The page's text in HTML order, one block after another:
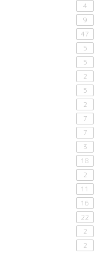
4
9
47
5
5
2
5
2
7
7
3
18
2
11
16
22
2
2